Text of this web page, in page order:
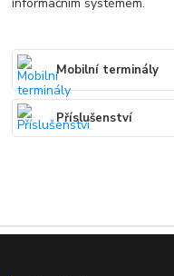
Mobilní terminály
Příslušenství